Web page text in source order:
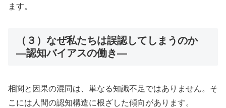
ます。
（３）なぜ私たちは誤認してしまうのか
―認知バイアスの働き―
相関と因果の混同は、単なる知識不足ではありません。そ
こには人間の認知構造に根ざした傾向があります。